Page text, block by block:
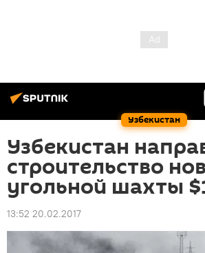
Узбекистан
Узбекистан
строительство
угольной шахты
13:52 20.02.2017